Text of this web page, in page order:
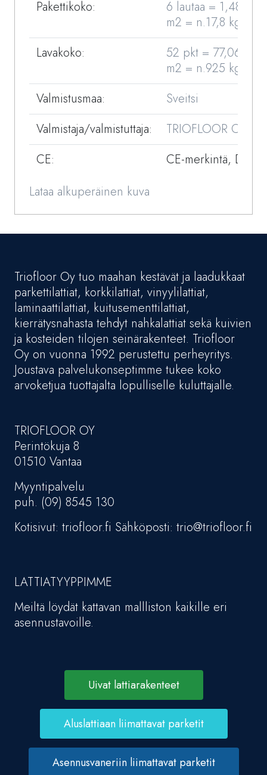
Pakettikoko:
6 lautaa = 1,482
m2 = n.17,8 kg
Lavakoko:
52 pkt = 77,064
m2 = n.925 kg
Valmistusmaa:
Sveitsi
Valmistaja/valmistuttaja:
TRIOFLOOR OY
CE:
CE-merkintä, DOP
Lataa alkuperäinen kuva
Triofloor Oy tuo maahan kestävät ja laadukkaat
parkettilattiat, korkkilattiat, vinyylilattiat,
laminaattilattiat, kuitusementtilattiat,
kierrätysnahasta tehdyt nahkalattiat sekä kuivien
ja kosteiden tilojen seinärakenteet. Triofloor
Oy on vuonna 1992 perustettu perheyritys.
Joustava palvelukonseptimme tukee koko
arvoketjua tuottajalta lopulliselle kuluttajalle.
TRIOFLOOR OY
Perintökuja 8
01510 Vantaa
Myyntipalvelu
puh. (09) 8545 130
Kotisivut: triofloor.fi Sähköposti: trio@triofloor.fi
LATTIATYYPPIMME
Meiltä löydät kattavan mallliston kaikille eri
asennustavoille.
Uivat lattiarakenteet
Aluslattiaan liimattavat parketit
Asennusvaneriin liimattavat parketit